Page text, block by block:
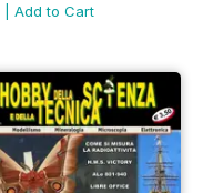
Add to Cart